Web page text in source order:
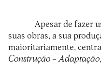
Apesar de fazer
suas obras, a sua
maioritariamente,
Construção – Adaptação